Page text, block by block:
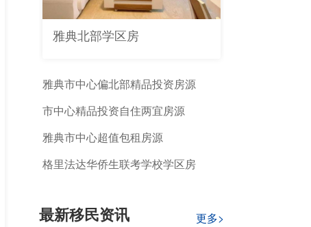
雅典北部学区房
雅典市中心偏北部精品投资房源
市中心精品投资自住两宜房源
雅典市中心超值包租房源
格里法达华侨生联考学校学区房
最新移民资讯
更多>